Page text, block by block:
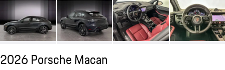
2026 Porsche Macan